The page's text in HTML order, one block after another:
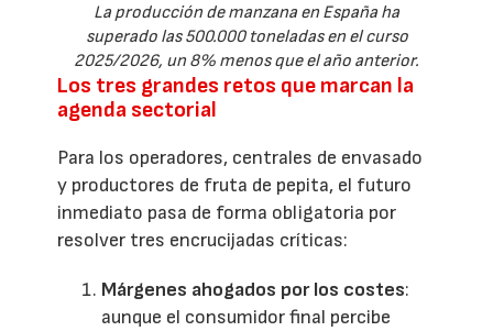
La producción de manzana en España ha
superado las 500.000 toneladas en el curso
2025/2026, un 8% menos que el año anterior.
Los tres grandes retos que marcan la
agenda sectorial
Para los operadores, centrales de envasado
y productores de fruta de pepita, el futuro
inmediato pasa de forma obligatoria por
resolver tres encrucijadas críticas:
Márgenes ahogados por los costes:
aunque el consumidor final percibe